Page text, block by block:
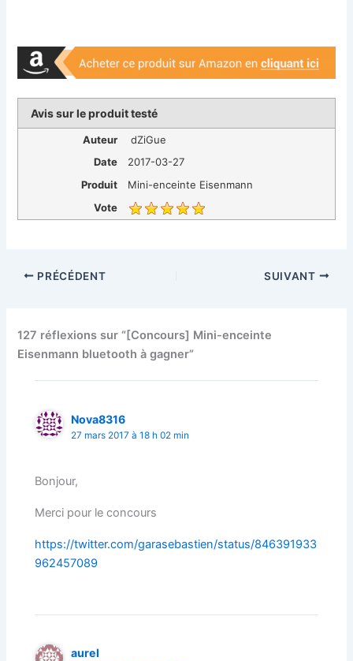
Avis sur le produit testé
Auteur
dZiGue
Date
2017-03-27
Produit
Mini-enceinte Eisenmann
Vote
PRÉCÉDENT SUIVANT
127 réflexions sur “[Concours] Mini-enceinte
Eisenmann bluetooth à gagner”
Nova8316
27 mars 2017 à 18 h 02 min
Bonjour,
Merci pour le concours
https://twitter.com/garasebastien/status/846391933
962457089
aurel